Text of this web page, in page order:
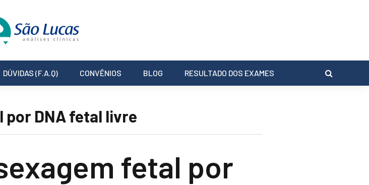
DÚVIDAS (F.A.Q) CONVÊNIOS BLOG RESULTADO DOS EXAMES
por DNA fetal livre
fetal por